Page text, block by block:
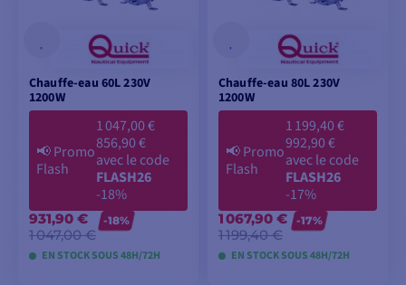
Chauffe-eau 60L 230V
1200W
📢Promo
Flash
1 047,00 €
856,90 €
avec le code
FLASH26
-18%
931,90 €
1 047,00 €
-18%
EN STOCK SOUS 48H/72H
Chauffe-eau 80L 230V
1200W
📢Promo
Flash
1 199,40 €
992,90 €
avec le code
FLASH26
-17%
1 067,90 €
1 199,40 €
-17%
EN STOCK SOUS 48H/72H